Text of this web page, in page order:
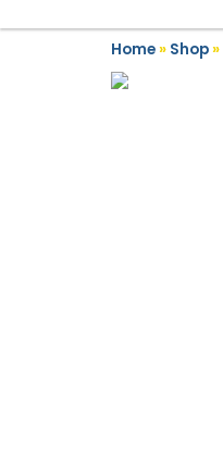
Home» Shop»